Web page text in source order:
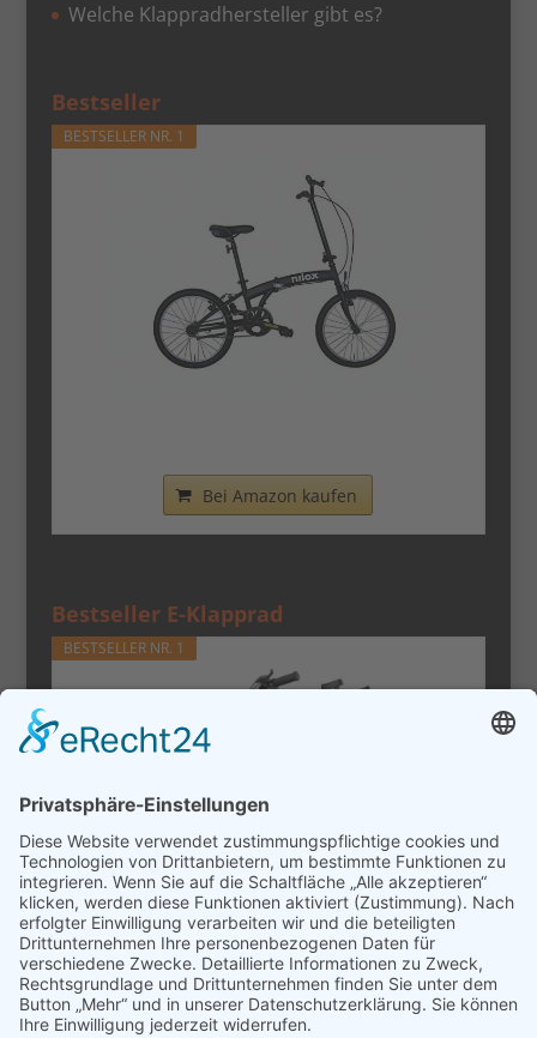
Welche Klappradhersteller gibt es?
Bestseller
BESTSELLER NR. 1
Bei Amazon kaufen
Bestseller E-Klapprad
BESTSELLER NR. 1
URLIFE E-Bike Klapprad14, 48V 7.5Ah
Austauschbarem Akku für...
Bei Amazon kaufen